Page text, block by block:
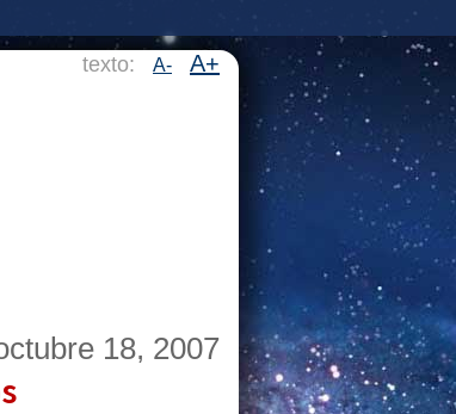
texto: A- A+
18, 2007